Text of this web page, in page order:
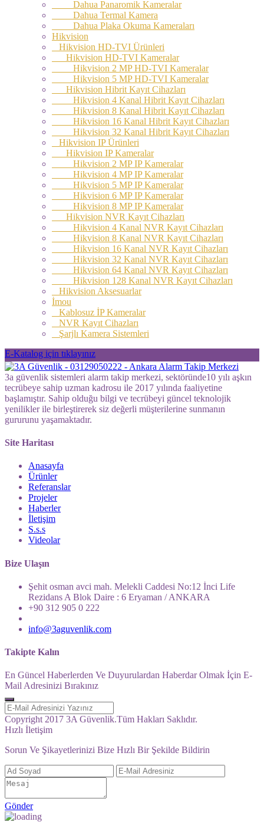
Dahua Panaromik Kameralar
Dahua Termal Kamera
Dahua Plaka Okuma Kameraları
Hikvision
Hikvision HD-TVI Ürünleri
Hikvision HD-TVI Kameralar
Hikvision 2 MP HD-TVI Kameralar
Hikvision 5 MP HD-TVI Kameralar
Hikvision Hibrit Kayıt Cihazları
Hikvision 4 Kanal Hibrit Kayıt Cihazları
Hikvision 8 Kanal Hibrit Kayıt Cihazları
Hikvision 16 Kanal Hibrit Kayıt Cihazları
Hikvision 32 Kanal Hibrit Kayıt Cihazları
Hikvision IP Ürünleri
Hikvision IP Kameralar
Hikvision 2 MP IP Kameralar
Hikvision 4 MP IP Kameralar
Hikvision 5 MP IP Kameralar
Hikvision 6 MP IP Kameralar
Hikvision 8 MP IP Kameralar
Hikvision NVR Kayıt Cihazları
Hikvision 4 Kanal NVR Kayıt Cihazları
Hikvision 8 Kanal NVR Kayıt Cihazları
Hikvision 16 Kanal NVR Kayıt Cihazları
Hikvision 32 Kanal NVR Kayıt Cihazları
Hikvision 64 Kanal NVR Kayıt Cihazları
Hikvision 128 Kanal NVR Kayıt Cihazları
Hikvision Aksesuarlar
İmou
Kablosuz İP Kameralar
NVR Kayıt Cihazları
Şarjlı Kamera Sistemleri
E-Katalog için tıklayınız
3a güvenlik sistemleri alarm takip merkezi, sektöründe10 yılı aşkın
tecrübeye sahip uzman kadrosu ile 2017 yılında faaliyetine
başlamıştır. Sahip olduğu bilgi ve tecrübeyi güncel teknolojik
yenilikler ile birleştirerek siz değerli müşterilerine sunmanın
gururunu yaşamaktadır.
Site Haritası
Anasayfa
Ürünler
Referanslar
Projeler
Haberler
İletişim
S.s.s
Videolar
Bize Ulaşın
Şehit osman avci mah. Melekli Caddesi No:12 İnci Life
Rezidans A Blok Daire : 6 Eryaman / ANKARA
+90 312 905 0 222
info@3aguvenlik.com
Takipte Kalın
En Güncel Haberlerden Ve Duyurulardan Haberdar Olmak İçin E-
Mail Adresinizi Bırakınız
Copyright 2017 3A Güvenlik.Tüm Hakları Saklıdır.
Hızlı İletişim
Sorun Ve Şikayetlerinizi Bize Hızlı Bir Şekilde Bildirin
Gönder